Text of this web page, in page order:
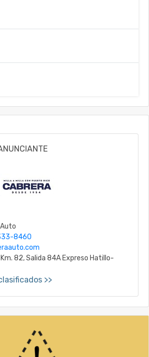
8460
82, Salida 84A Expreso Hatillo-
>>